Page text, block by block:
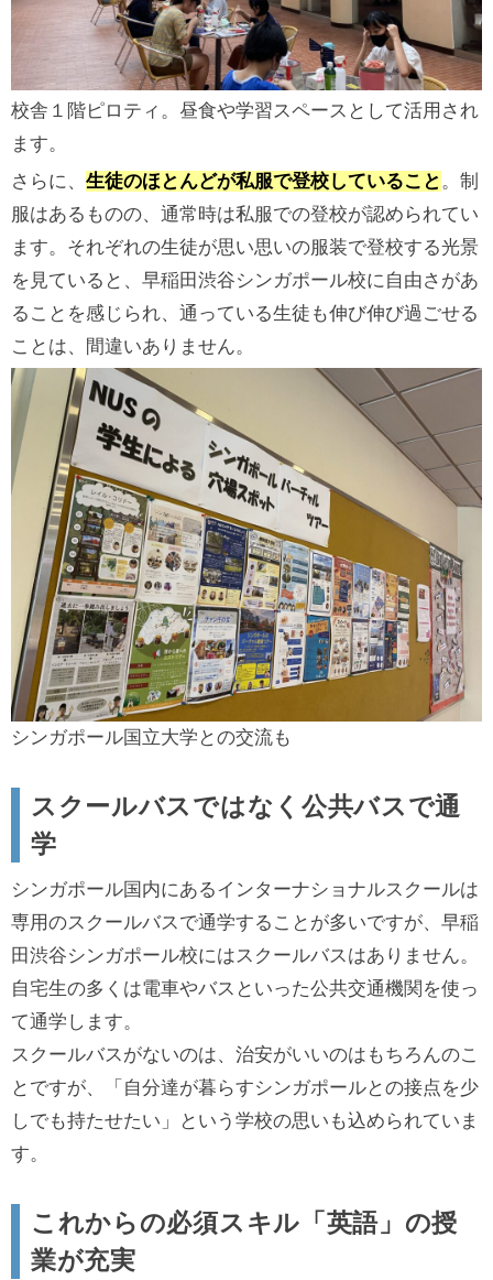
校舎１階ピロティ。昼食や学習スペースとして活用され
ます。
さらに、 生徒のほとんどが私服で登校していること。制
服はあるものの、通常時は私服での登校が認められてい
ます。それぞれの生徒が思い思いの服装で登校する光景
を見ていると、早稲田渋谷シンガポール校に自由さがあ
ることを感じられ、通っている生徒も伸び伸び過ごせる
ことは、間違いありません。
シンガポール国立大学との交流も
スクールバスではなく公共バスで通
学
シンガポール国内にあるインターナショナルスクールは
専用のスクールバスで通学することが多いですが、早稲
田渋谷シンガポール校にはスクールバスはありません。
自宅生の多くは電車やバスといった公共交通機関を使っ
て通学します。
スクールバスがないのは、治安がいいのはもちろんのこ
とですが、「自分達が暮らすシンガポールとの接点を少
しでも持たせたい」という学校の思いも込められていま
す。
これからの必須スキル「英語」の授
業が充実